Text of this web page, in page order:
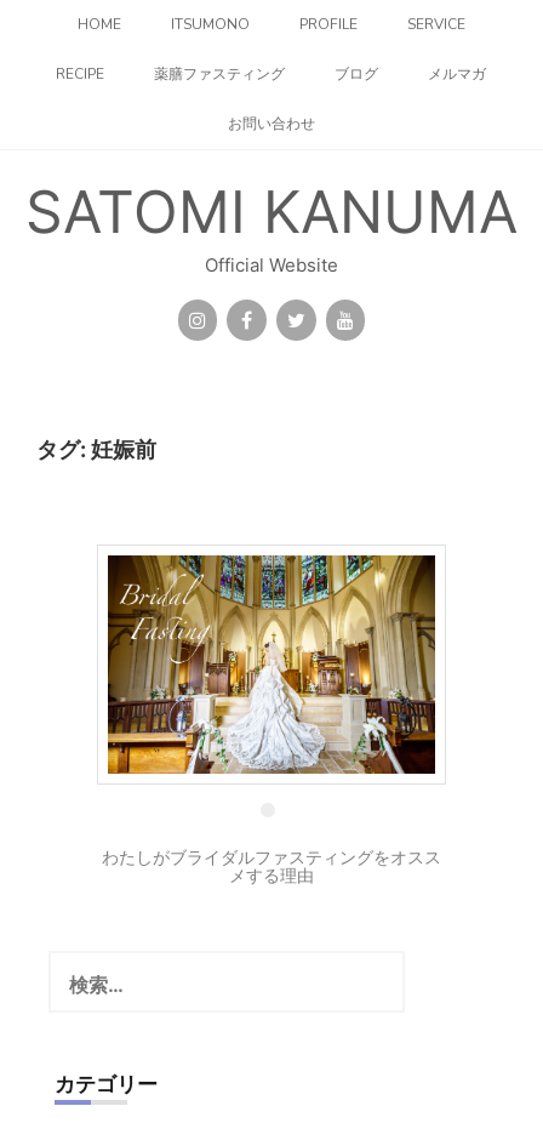
HOME ITSUMONO PROFILE SERVICE
RECIPE 薬膳ファスティング ブログ メルマガ
お問い合わせ
SATOMI KANUMA
Official Website
タグ: 妊娠前
1 9月
わたしがブライダルファスティングをオスス
メする理由
カテゴリー